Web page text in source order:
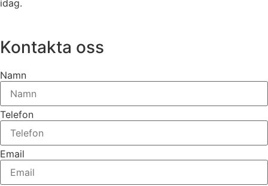
idag.
Kontakta oss
Namn
Telefon
Email